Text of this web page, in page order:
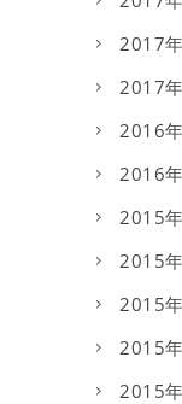
2017
2017
2016
2016
2015
2015
2015
2015
2015